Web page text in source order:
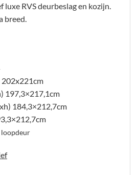
luxe RVS deurbeslag en kozijn.
breed.
197,3×217,1cm
184,3×212,7cm
loopdeur